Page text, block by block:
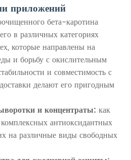
приложений
бета-каротина
в различных категориях
которые направлены на
и борьбу с окислительным
и совместимость с
делают его пригодным
и концентраты: как
антиоксидантных
на различные виды свободных